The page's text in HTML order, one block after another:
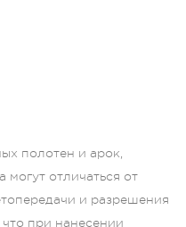
полотен и арок,
могут отличаться от
и разрешения
при нанесении